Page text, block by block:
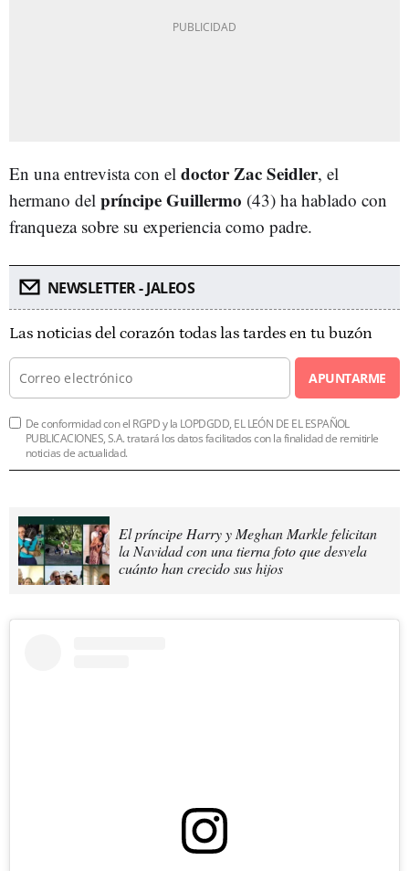
En una entrevista con el doctor Zac Seidler, el
hermano del príncipe Guillermo (43) ha hablado con
franqueza sobre su experiencia como padre.
NEWSLETTER - JALEOS
Las noticias del corazón todas las tardes en tu buzón
APUNTARME
De conformidad con el RGPD y la LOPDGDD, EL LEÓN DE EL ESPAÑOL
PUBLICACIONES, S.A. tratará los datos facilitados con la finalidad de remitirle
noticias de actualidad.
El príncipe Harry y Meghan Markle felicitan
la Navidad con una tierna foto que desvela
cuánto han crecido sus hijos